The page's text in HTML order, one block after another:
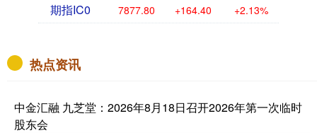
期指IC0 7877.80 +164.40 +2.13%
热点资讯
中金汇融 九芝堂：2026年8月18日召开2026年第一次临时
股东会